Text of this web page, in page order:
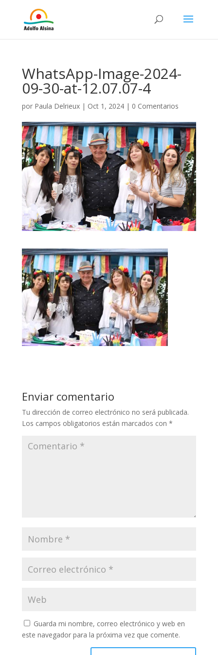
WhatsApp-Image-2024-
09-30-at-12.07.07-4
por Paula Delrieux| Oct 1, 2024| 0 Comentarios
Enviar comentario
Tu dirección de correo electrónico no será publicada.
Los campos obligatorios están marcados con *
Guarda mi nombre, correo electrónico y web en
este navegador para la próxima vez que comente.